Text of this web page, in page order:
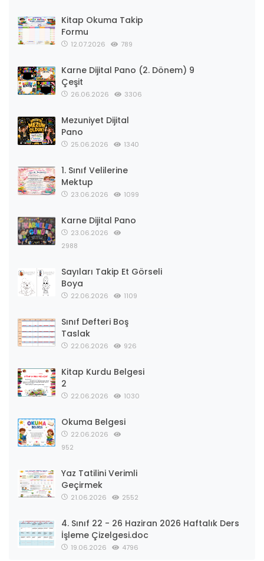
Kitap Okuma Takip
Formu
12.07.2026 789
Karne Dijital Pano (2. Dönem) 9
Çeşit
26.06.2026 3306
Mezuniyet Dijital
Pano
25.06.2026 1340
1. Sınıf Velilerine
Mektup
23.06.2026 1099
Karne Dijital Pano
23.06.2026
2988
Sayıları Takip Et Görseli
Boya
22.06.2026 1109
Sınıf Defteri Boş
Taslak
22.06.2026 926
Kitap Kurdu Belgesi
2
22.06.2026 1030
Okuma Belgesi
22.06.2026
952
Yaz Tatilini Verimli
Geçirmek
21.06.2026 2552
4. Sınıf 22 - 26 Haziran 2026 Haftalık Ders
İşleme Çizelgesi.doc
19.06.2026 4796